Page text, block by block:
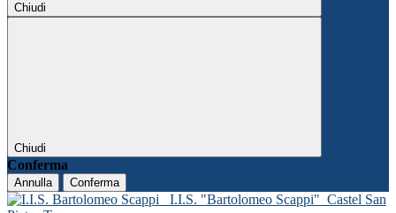
Chiudi
Chiudi
Conferma
Annulla Conferma
I.I.S. "Bartolomeo Scappi" Castel San